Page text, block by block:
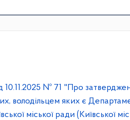
10.11.2025 № 71 "Про
володільцем яких є
міської ради (Київської